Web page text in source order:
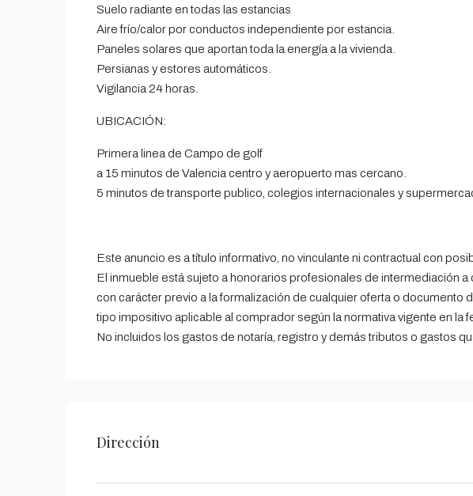
Suelo radiante en todas las estancias
Aire frío/calor por conductos independiente por estancia.
Paneles solares que aportan toda la energía a la vivienda.
Persianas y estores automáticos.
Vigilancia 24 horas.
UBICACIÓN:
Primera linea de Campo de golf
a 15 minutos de Valencia centro y aeropuerto mas cercano.
5 minutos de transporte publico, colegios internacionales y
Este anuncio es a título informativo, no vinculante ni contractual con
El inmueble está sujeto a honorarios profesionales de intermediación
con carácter previo a la formalización de cualquier oferta o documento
tipo impositivo aplicable al comprador según la normativa vigente en la
No incluidos los gastos de notaría, registro y demás tributos o gastos
Dirección